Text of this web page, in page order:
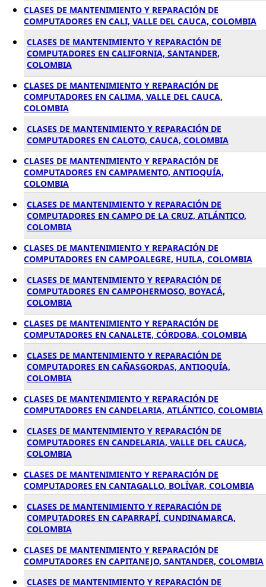
CLASES DE MANTENIMIENTO Y REPARACIÓN DE
COMPUTADORES EN CALI, VALLE DEL CAUCA, COLOMBIA
CLASES DE MANTENIMIENTO Y REPARACIÓN DE
COMPUTADORES EN CALIFORNIA, SANTANDER,
COLOMBIA
CLASES DE MANTENIMIENTO Y REPARACIÓN DE
COMPUTADORES EN CALIMA, VALLE DEL CAUCA,
COLOMBIA
CLASES DE MANTENIMIENTO Y REPARACIÓN DE
COMPUTADORES EN CALOTO, CAUCA, COLOMBIA
CLASES DE MANTENIMIENTO Y REPARACIÓN DE
COMPUTADORES EN CAMPAMENTO, ANTIOQUÍA,
COLOMBIA
CLASES DE MANTENIMIENTO Y REPARACIÓN DE
COMPUTADORES EN CAMPO DE LA CRUZ, ATLÁNTICO,
COLOMBIA
CLASES DE MANTENIMIENTO Y REPARACIÓN DE
COMPUTADORES EN CAMPOALEGRE, HUILA, COLOMBIA
CLASES DE MANTENIMIENTO Y REPARACIÓN DE
COMPUTADORES EN CAMPOHERMOSO, BOYACÁ,
COLOMBIA
CLASES DE MANTENIMIENTO Y REPARACIÓN DE
COMPUTADORES EN CANALETE, CÓRDOBA, COLOMBIA
CLASES DE MANTENIMIENTO Y REPARACIÓN DE
COMPUTADORES EN CAÑASGORDAS, ANTIOQUÍA,
COLOMBIA
CLASES DE MANTENIMIENTO Y REPARACIÓN DE
COMPUTADORES EN CANDELARIA, ATLÁNTICO, COLOMBIA
CLASES DE MANTENIMIENTO Y REPARACIÓN DE
COMPUTADORES EN CANDELARIA, VALLE DEL CAUCA,
COLOMBIA
CLASES DE MANTENIMIENTO Y REPARACIÓN DE
COMPUTADORES EN CANTAGALLO, BOLÍVAR, COLOMBIA
CLASES DE MANTENIMIENTO Y REPARACIÓN DE
COMPUTADORES EN CAPARRAPÍ, CUNDINAMARCA,
COLOMBIA
CLASES DE MANTENIMIENTO Y REPARACIÓN DE
COMPUTADORES EN CAPITANEJO, SANTANDER, COLOMBIA
CLASES DE MANTENIMIENTO Y REPARACIÓN DE